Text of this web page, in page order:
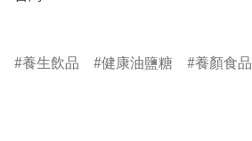
養生飲品 健康油鹽糖 養顏食品